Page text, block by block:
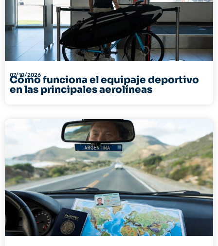
07/10/2026
Cómo funciona el equipaje deportivo
en las principales aerolíneas